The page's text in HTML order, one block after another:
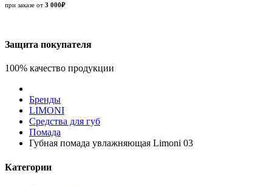
при заказе от 3 000₽
Защита покупателя
100% качество продукции
Бренды
LIMONI
Средства для губ
Помада
Губная помада увлажняющая Limoni 03
Категории